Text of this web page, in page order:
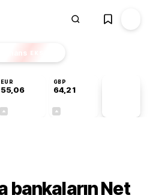
Finans EKSTRA
EUR
55,06
GBP
64,21
bankaların Net